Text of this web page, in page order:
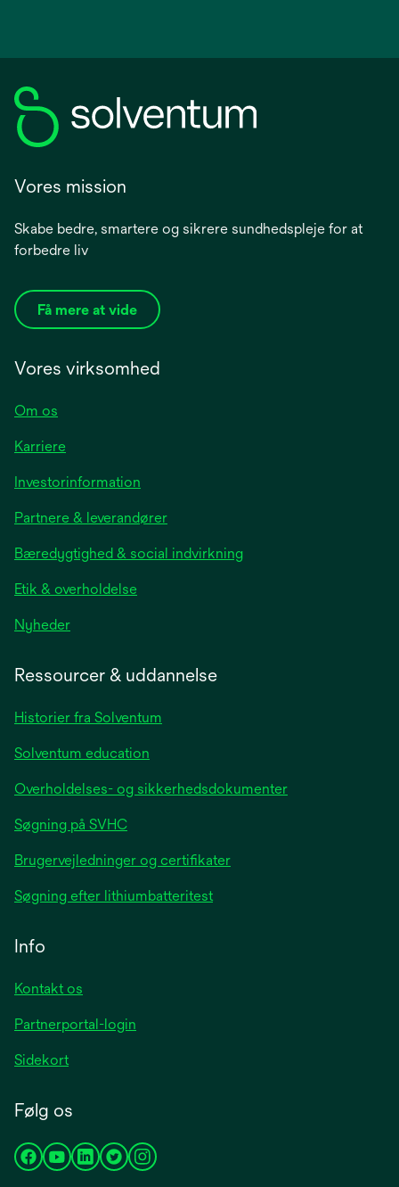
Vores mission
Skabe bedre, smartere og sikrere sundhedspleje for at
forbedre liv
Få mere at vide
Vores virksomhed
Om os
Karriere
Investorinformation
a
new
Partnere & leverandører
Bæredygtighed & social indvirkning
Etik & overholdelse
Nyhederopens
tab
Ressourcer & uddannelse
Historier fra Solventum
Solventum education
Overholdelses- og sikkerhedsdokumenter
Søgning på SVHC
Brugervejledninger og certifikater
Søgning efter lithiumbatteritest
Info
Kontakt os
Partnerportal-login
Sidekort
Følg os
opensopensopensopensopens